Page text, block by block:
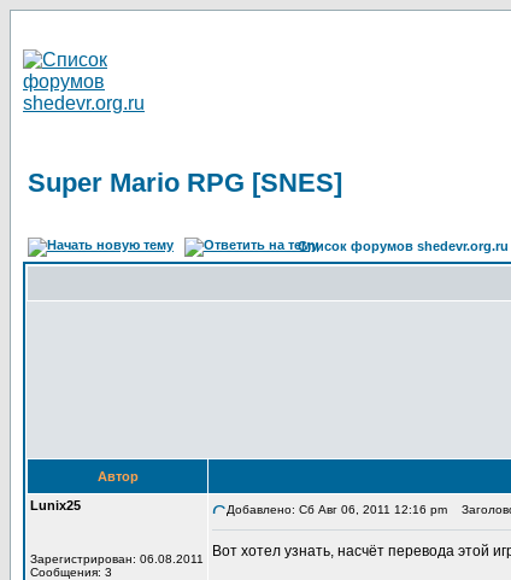
Super Mario RPG [SNES]
Список форумов shedevr.org.ru
Автор
Lunix25
Зарегистрирован: 06.08.2011
Сообщения: 3
Добавлено: Сб Авг 06, 2011 12:16 pm
Вот хотел узнать, насчёт перевода этой